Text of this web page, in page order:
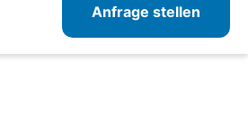
Anfrage stellen